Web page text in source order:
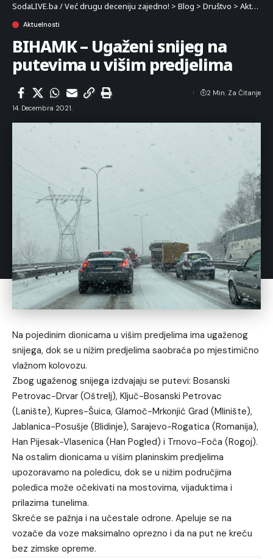
SodaLIVE.ba / Već drugu deceniju zajedno! > Blog > Društvo > Aktuelnosti
Aktuelnosti
BIHAMK – Ugaženi snijeg na
putevima u višim predjelima
14. Decembra 2021.
2 Min. Za Čitanje
Na pojedinim dionicama u višim predjelima ima ugaženog
snijega, dok se u nižim predjelima saobraća po mjestimično
vlažnom kolovozu.
Zbog ugaženog snijega izdvajaju se putevi: Bosanski
Petrovac-Drvar (Oštrelj), Ključ-Bosanski Petrovac
(Lanište), Kupres-Šuica, Glamoč-Mrkonjić Grad (Mlinište),
Jablanica-Posušje (Blidinje), Sarajevo-Rogatica (Romanija),
Han Pijesak-Vlasenica (Han Pogled) i Trnovo-Foča (Rogoj).
Na ostalim dionicama u višim planinskim predjelima
upozoravamo na poledicu, dok se u nižim područjima
poledica može očekivati na mostovima, vijaduktima i
prilazima tunelima.
Skreće se pažnja i na učestale odrone. Apeluje se na
vozače da voze maksimalno oprezno i da na put ne kreću
bez zimske opreme.